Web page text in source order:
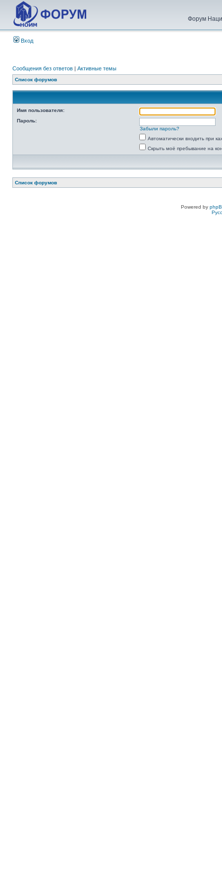
Форум
Вход
Сообщения без ответов | Активные темы
Список форумов
Имя пользователя:
Пароль:
Забыли пароль?
Автоматически входить при
Скрыть моё пребывание на
Список форумов
Powered by